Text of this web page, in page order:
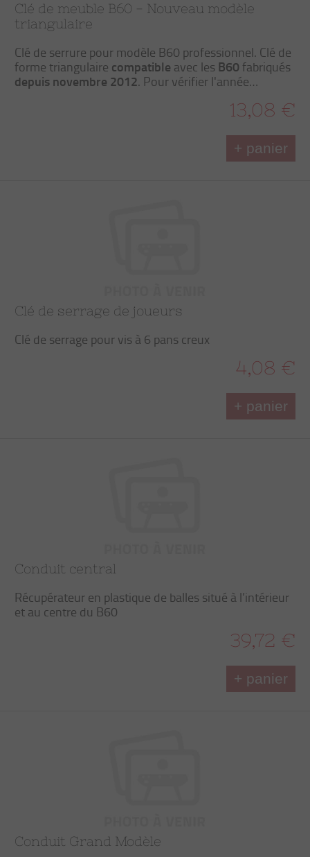
Clé de meuble B60 - Nouveau modèle
triangulaire
Clé de serrure pour modèle B60 professionnel. Clé de
forme triangulaire compatible avec les B60 fabriqués
depuis novembre 2012. Pour vérifier l'année…
13,08 €
+ panier
Clé de serrage de joueurs
Clé de serrage pour vis à 6 pans creux
4,08 €
+ panier
Conduit central
Récupérateur en plastique de balles situé à l’intérieur
et au centre du B60
39,72 €
+ panier
Conduit Grand Modèle